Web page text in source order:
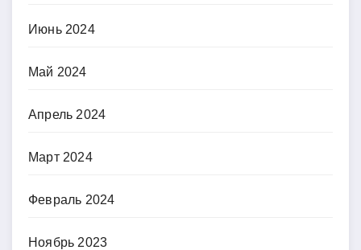
Июнь 2024
Май 2024
Апрель 2024
Март 2024
Февраль 2024
Ноябрь 2023